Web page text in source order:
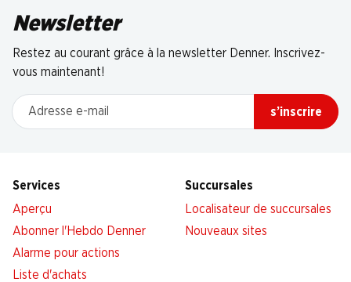
Newsletter
Restez au courant grâce à la newsletter Denner. Inscrivez-
vous maintenant!
Adresse e-mail
s’inscrire
Services
Aperçu
Abonner l'Hebdo Denner
Alarme pour actions
Liste d'achats
Succursales
Localisateur de succursales
Nouveaux sites